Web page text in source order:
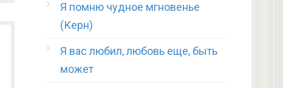
Я помню чудное мгновенье
(Керн)
Я вас любил, любовь еще, быть
может